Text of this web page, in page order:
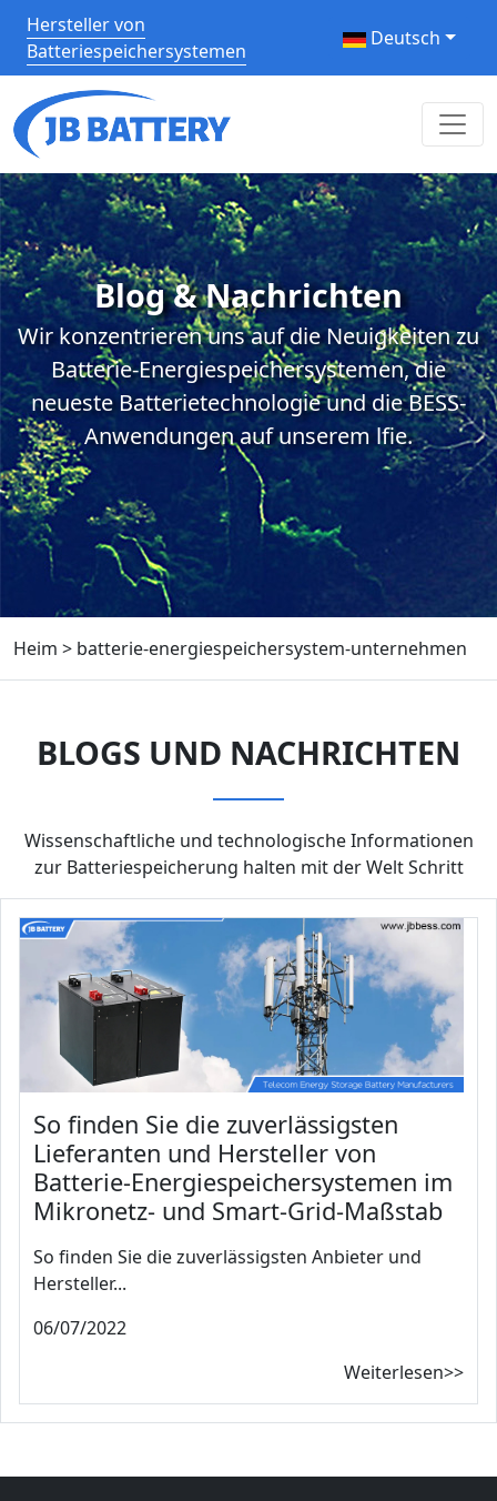
Hersteller von
Batteriespeichersystemen
Deutsch
Blog & Nachrichten
Wir konzentrieren uns auf die Neuigkeiten zu
Batterie-Energiespeichersystemen, die
neueste Batterietechnologie und die BESS-
Anwendungen auf unserem lfie.
Heim > batterie-energiespeichersystem-unternehmen
BLOGS UND NACHRICHTEN
Wissenschaftliche und technologische Informationen
zur Batteriespeicherung halten mit der Welt Schritt
So finden Sie die zuverlässigsten
Lieferanten und Hersteller von
Batterie-Energiespeichersystemen im
Mikronetz- und Smart-Grid-Maßstab
So finden Sie die zuverlässigsten Anbieter und
Hersteller...
06/07/2022
Weiterlesen>>